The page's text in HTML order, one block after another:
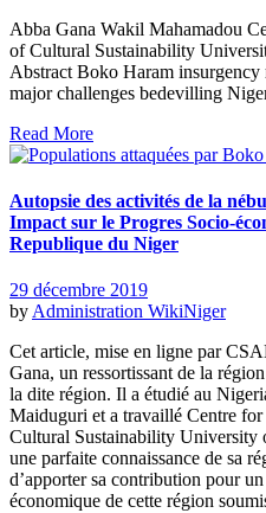
Abba Gana Wakil Mahamadou
of Cultural Sustainability
Abstract Boko Haram
major challenges bedevilling
Read More
Autopsie des activités de la
Impact sur le Progres Socio-
Republique du Niger
29 décembre 2019
byAdministration WikiNiger
Cet article, mise en ligne par
Gana, un ressortissant de la
la dite région. Il a étudié au
Maiduguri et a travaillé Centre
Cultural Sustainability
une parfaite connaissance de sa
d’apporter sa contribution pour
économique de cette région